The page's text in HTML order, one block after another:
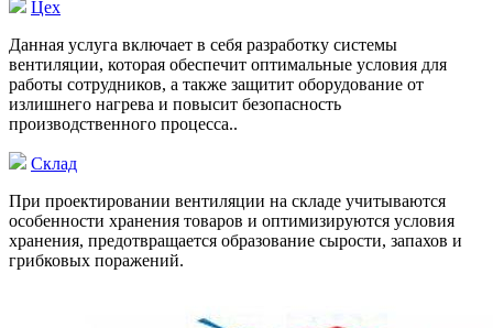
Цех
Данная услуга включает в себя разработку системы
вентиляции, которая обеспечит оптимальные условия для
работы сотрудников, а также защитит оборудование от
излишнего нагрева и повысит безопасность
производственного процесса..
Склад
При проектировании вентиляции на складе учитываются
особенности хранения товаров и оптимизируются условия
хранения, предотвращается образование сырости, запахов и
грибковых поражений.